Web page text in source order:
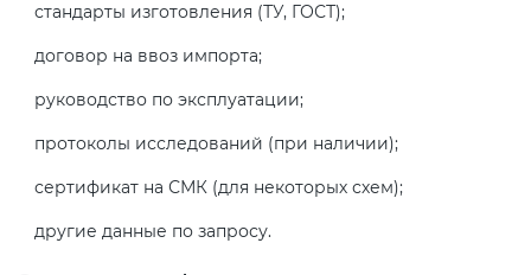
стандарты изготовления (ТУ, ГОСТ);
договор на ввоз импорта;
руководство по эксплуатации;
протоколы исследований (при наличии);
сертификат на СМК (для некоторых схем);
другие данные по запросу.